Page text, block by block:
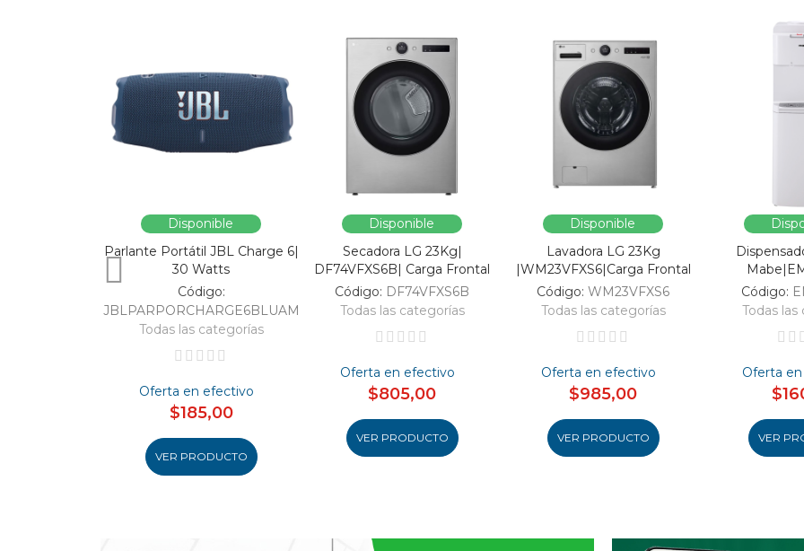
Disponible
Parlante Portátil JBL Charge 6|
30 Watts
Código:
JBLPARPORCHARGE6BLUAM
Todas las categorías
Oferta en efectivo
$185,00
VER PRODUCTO
Disponible
Secadora LG 23Kg|
DF74VFXS6B| Carga Frontal
Código: DF74VFXS6B
Todas las categorías
Oferta en efectivo
$805,00
VER PRODUCTO
Disponible
Lavadora LG 23Kg
|WM23VFXS6|Carga Frontal
Código: WM23VFXS6
Todas las categorías
Oferta en efectivo
$985,00
VER PRODUCTO
Código:
Todas
Oferta
VER